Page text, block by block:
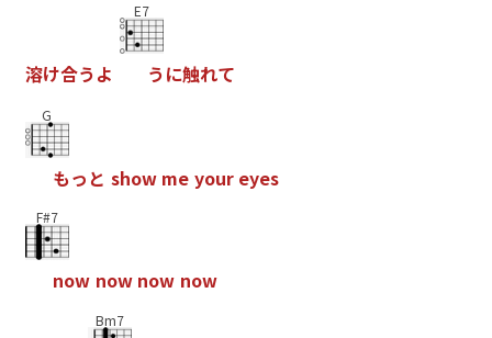
溶け合う よ
E7
う に触れて
G
もっ と show me your eyes
F#7
now now now now
Bm7